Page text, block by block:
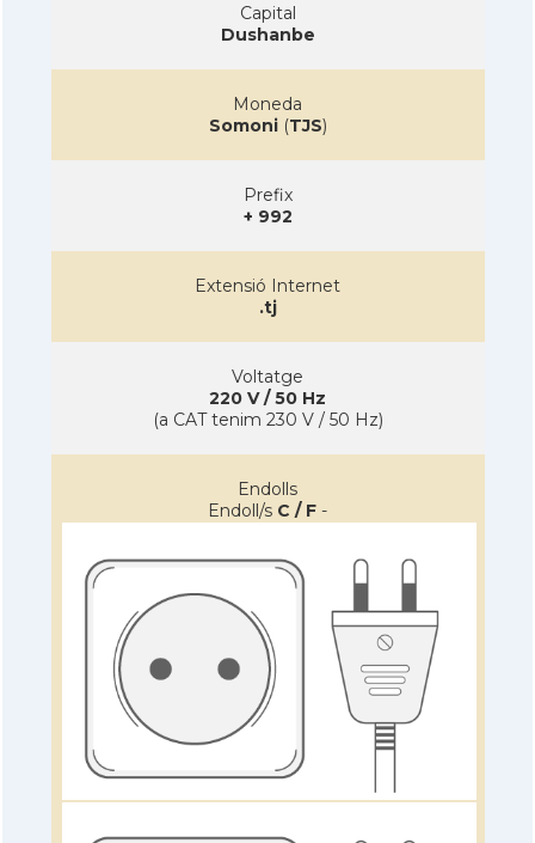
Capital
Dushanbe
Moneda
Somoni(TJS)
Prefix
+ 992
Extensió Internet
.tj
Voltatge
220 V / 50 Hz
(a CAT tenim 230 V / 50 Hz)
Endolls
Endoll/s C / F -